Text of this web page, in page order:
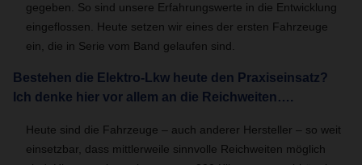
gegeben. So sind unsere Erfahrungswerte in die Entwicklung
eingeflossen. Heute setzen wir eines der ersten Fahrzeuge
ein, die in Serie vom Band gelaufen sind.
Bestehen die Elektro-Lkw heute den Praxiseinsatz?
Ich denke hier vor allem an die Reichweiten….
Heute sind die Fahrzeuge – auch anderer Hersteller – so weit
einsetzbar, dass mittlerweile sinnvolle Reichweiten möglich